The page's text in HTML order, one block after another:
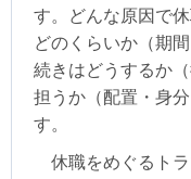
す。どんな原因で
どのくらいか（期
続きはどうするか
担うか（配置・身
す。
休職をめぐるトラ